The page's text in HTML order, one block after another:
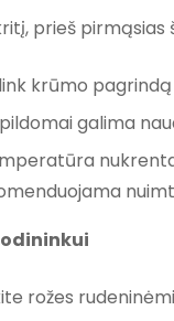
prieš pirmąsias
krūmo
galima
rožes